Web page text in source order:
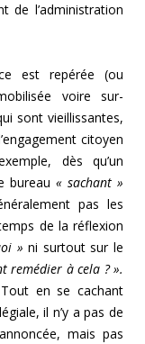
de l’administration
est repérée (ou
voire sur-
sont vieillissantes,
citoyen
dès qu’un
bureau « sachant »
pas les
de la réflexion
» ni surtout sur le
remédier à cela ? ».
en se cachant
il n’y a pas de
mais pas